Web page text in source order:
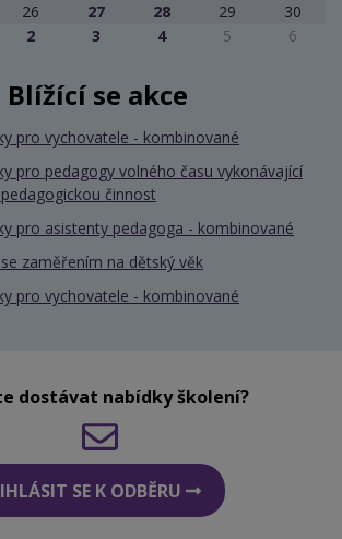
26 27 28 29
30
2 3 4 5 6
Blížící se akce
pro vychovatele - kombinované
pro pedagogy volného času vykonávající
činnost
pro asistenty pedagoga - kombinované
zaměřením na dětský věk
pro vychovatele - kombinované
dostávat nabídky školení?
SE K ODBĚRU